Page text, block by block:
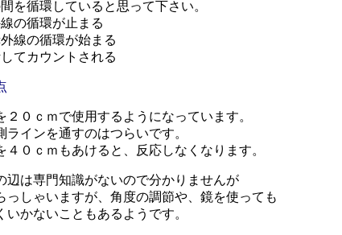
を循環していると思って下さい。
の循環が止まる
線の循環が始まる
てカウントされる
０ｃｍで使用するようになっています。
インを通すのはつらいです。
０ｃｍもあけると、反応しなくなります。
は専門知識がないので分かりませんが
っしゃいますが、角度の調節や、鏡を使っても
かないこともあるようです。